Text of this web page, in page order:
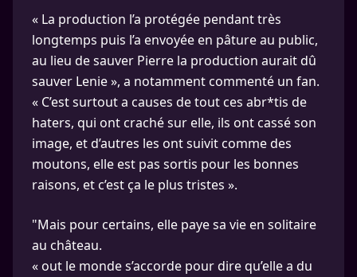
« La production l’a protégée pendant très
longtemps puis l’a envoyée en pâture au public,
au lieu de sauver Pierre la production aurait dû
sauver Lenie », a notamment commenté un fan.
« C’est surtout a causes de tout ces abr*tis de
haters, qui ont craché sur elle, ils ont cassé son
image, et d’autres les ont suivit comme des
moutons, elle est pas sortis pour les bonnes
raisons, et c’est ça le plus tristes ».
"Mais pour certains, elle paye sa vie en solitaire
au château.
« out le monde s’accorde pour dire qu’elle a du